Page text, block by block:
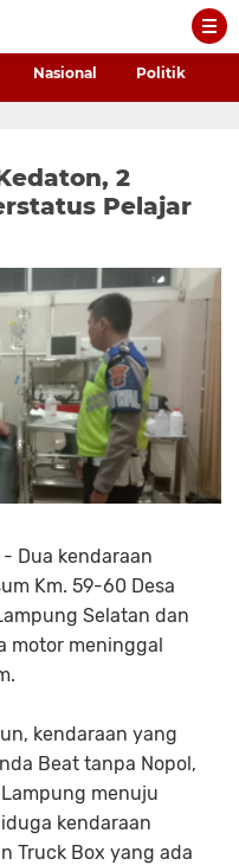
Nasional Politik
2
Pelajar
- Dua kendaraan
Km. 59-60 Desa
Selatan dan
motor meninggal
kendaraan yang
Beat tanpa Nopol,
menuju
kendaraan
Truck Box yang ada